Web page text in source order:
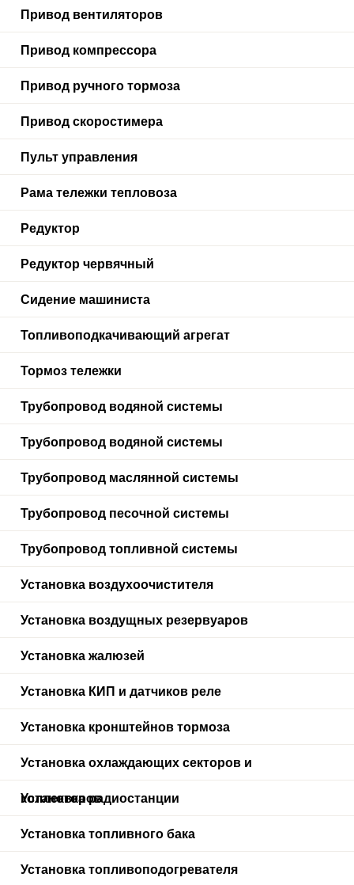
Привод вентиляторов
Привод компрессора
Привод ручного тормоза
Привод скоростимера
Пульт управления
Рама тележки тепловоза
Редуктор
Редуктор червячный
Сидение машиниста
Топливоподкачивающий агрегат
Тормоз тележки
Трубопровод водяной системы
Трубопровод водяной системы
Трубопровод маслянной системы
Трубопровод песочной системы
Трубопровод топливной системы
Установка воздухоочистителя
Установка воздущных резервуаров
Установка жалюзей
Установка КИП и датчиков реле
Установка кронштейнов тормоза
Установка охлаждающих секторов и
коллекторов
Установка радиостанции
Установка топливного бака
Установка топливоподогревателя